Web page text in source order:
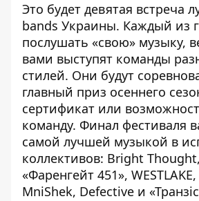
Это будет девятая встреча
bands Украины. Каждый из
послушать «свою» музыку,
вами выступят команды
стилей. Они будут
главный приз осеннего
сертификат или
команду. Финал фестиваля
самой лучшей музыкой в
коллективов: Bright
«Фаренгейт 451», WESTLAKE,
MniShek, Defective и